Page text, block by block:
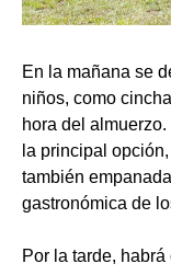
En la mañana se
niños, como
hora del
la principal
también
gastronómica de
Por la tarde,